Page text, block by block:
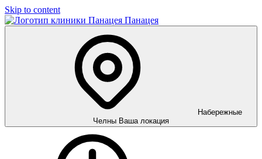
Skip to content
Панацея
Набережные
Челны Ваша локация